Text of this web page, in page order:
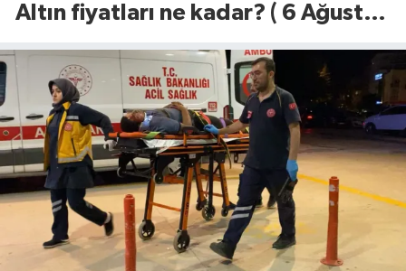
Altın fiyatları ne kadar? ( 6 Ağustos